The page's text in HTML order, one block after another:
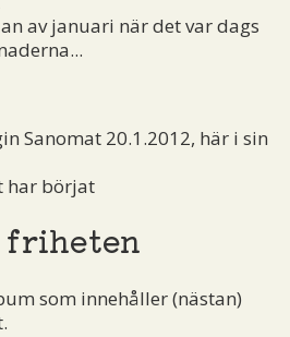
av januari när det var dags
Sanomat 20.1.2012, här i sin
har börjat
som innehåller (nästan)